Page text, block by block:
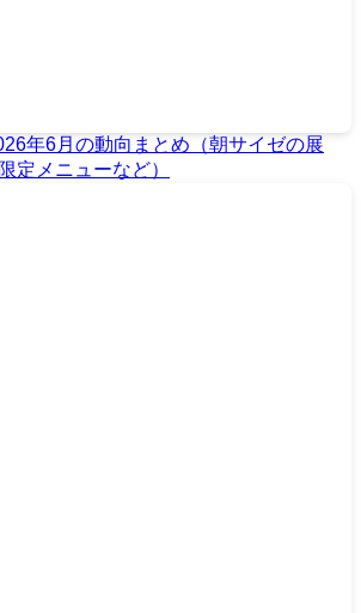
年6月の動向まとめ（朝サイゼの展
定メニューなど）